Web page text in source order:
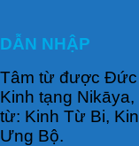
DẪN NHẬP
Tâm từ được Đức
Kinh tạng
từ: Kinh Từ Bi,
Ưng Bộ.